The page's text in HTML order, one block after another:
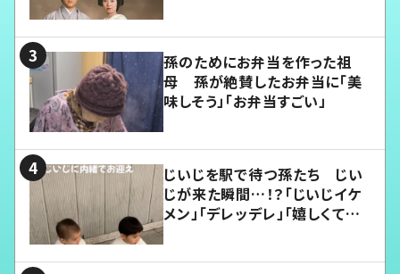
孫のためにお弁当を作った祖
母 孫が絶賛したお弁当に「美
味しそう」「お弁当すごい」
じいじを駅で待つ孫たち じい
じが来た瞬間…！？「じいじイケ
メン」「デレッデレ」「嬉しくて可